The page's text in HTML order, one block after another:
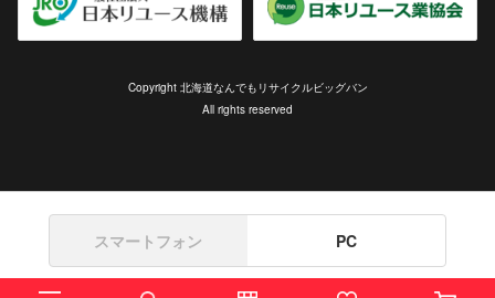
Copyright 北海道なんでもリサイクルビッグバン
All rights reserved
スマートフォン PC